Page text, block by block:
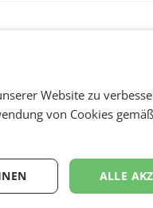
ProSiebenSat.1 spart
Website zu
von Cookies
ALLE